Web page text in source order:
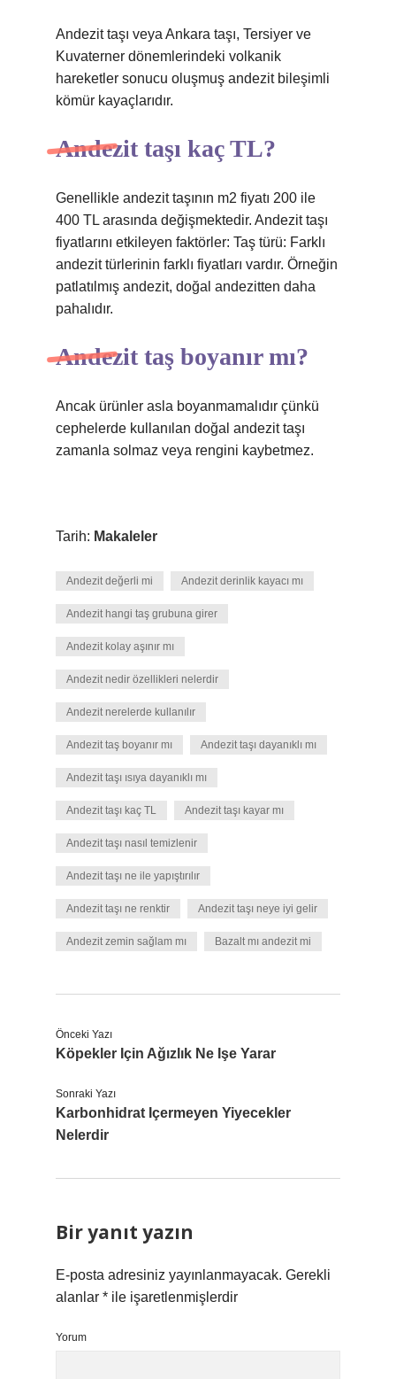
Andezit taşı veya Ankara taşı, Tersiyer ve
Kuvaterner dönemlerindeki volkanik
hareketler sonucu oluşmuş andezit bileşimli
kömür kayaçlarıdır.
Andezit taşı kaç TL?
Genellikle andezit taşının m2 fiyatı 200 ile
400 TL arasında değişmektedir. Andezit taşı
fiyatlarını etkileyen faktörler: Taş türü: Farklı
andezit türlerinin farklı fiyatları vardır. Örneğin
patlatılmış andezit, doğal andezitten daha
pahalıdır.
Andezit taş boyanır mı?
Ancak ürünler asla boyanmamalıdır çünkü
cephelerde kullanılan doğal andezit taşı
zamanla solmaz veya rengini kaybetmez.
Tarih: Makaleler
Andezit değerli mi Andezit derinlik kayacı mı
Andezit hangi taş grubuna girer
Andezit kolay aşınır mı
Andezit nedir özellikleri nelerdir
Andezit nerelerde kullanılır
Andezit taş boyanır mı Andezit taşı dayanıklı mı
Andezit taşı ısıya dayanıklı mı
Andezit taşı kaç TL Andezit taşı kayar mı
Andezit taşı nasıl temizlenir
Andezit taşı ne ile yapıştırılır
Andezit taşı ne renktir Andezit taşı neye iyi gelir
Andezit zemin sağlam mı Bazalt mı andezit mi
Önceki Yazı
Köpekler Için Ağızlık Ne Işe Yarar
Sonraki Yazı
Karbonhidrat Içermeyen Yiyecekler
Nelerdir
Bir yanıt yazın
E-posta adresiniz yayınlanmayacak. Gerekli
alanlar * ile işaretlenmişlerdir
Yorum